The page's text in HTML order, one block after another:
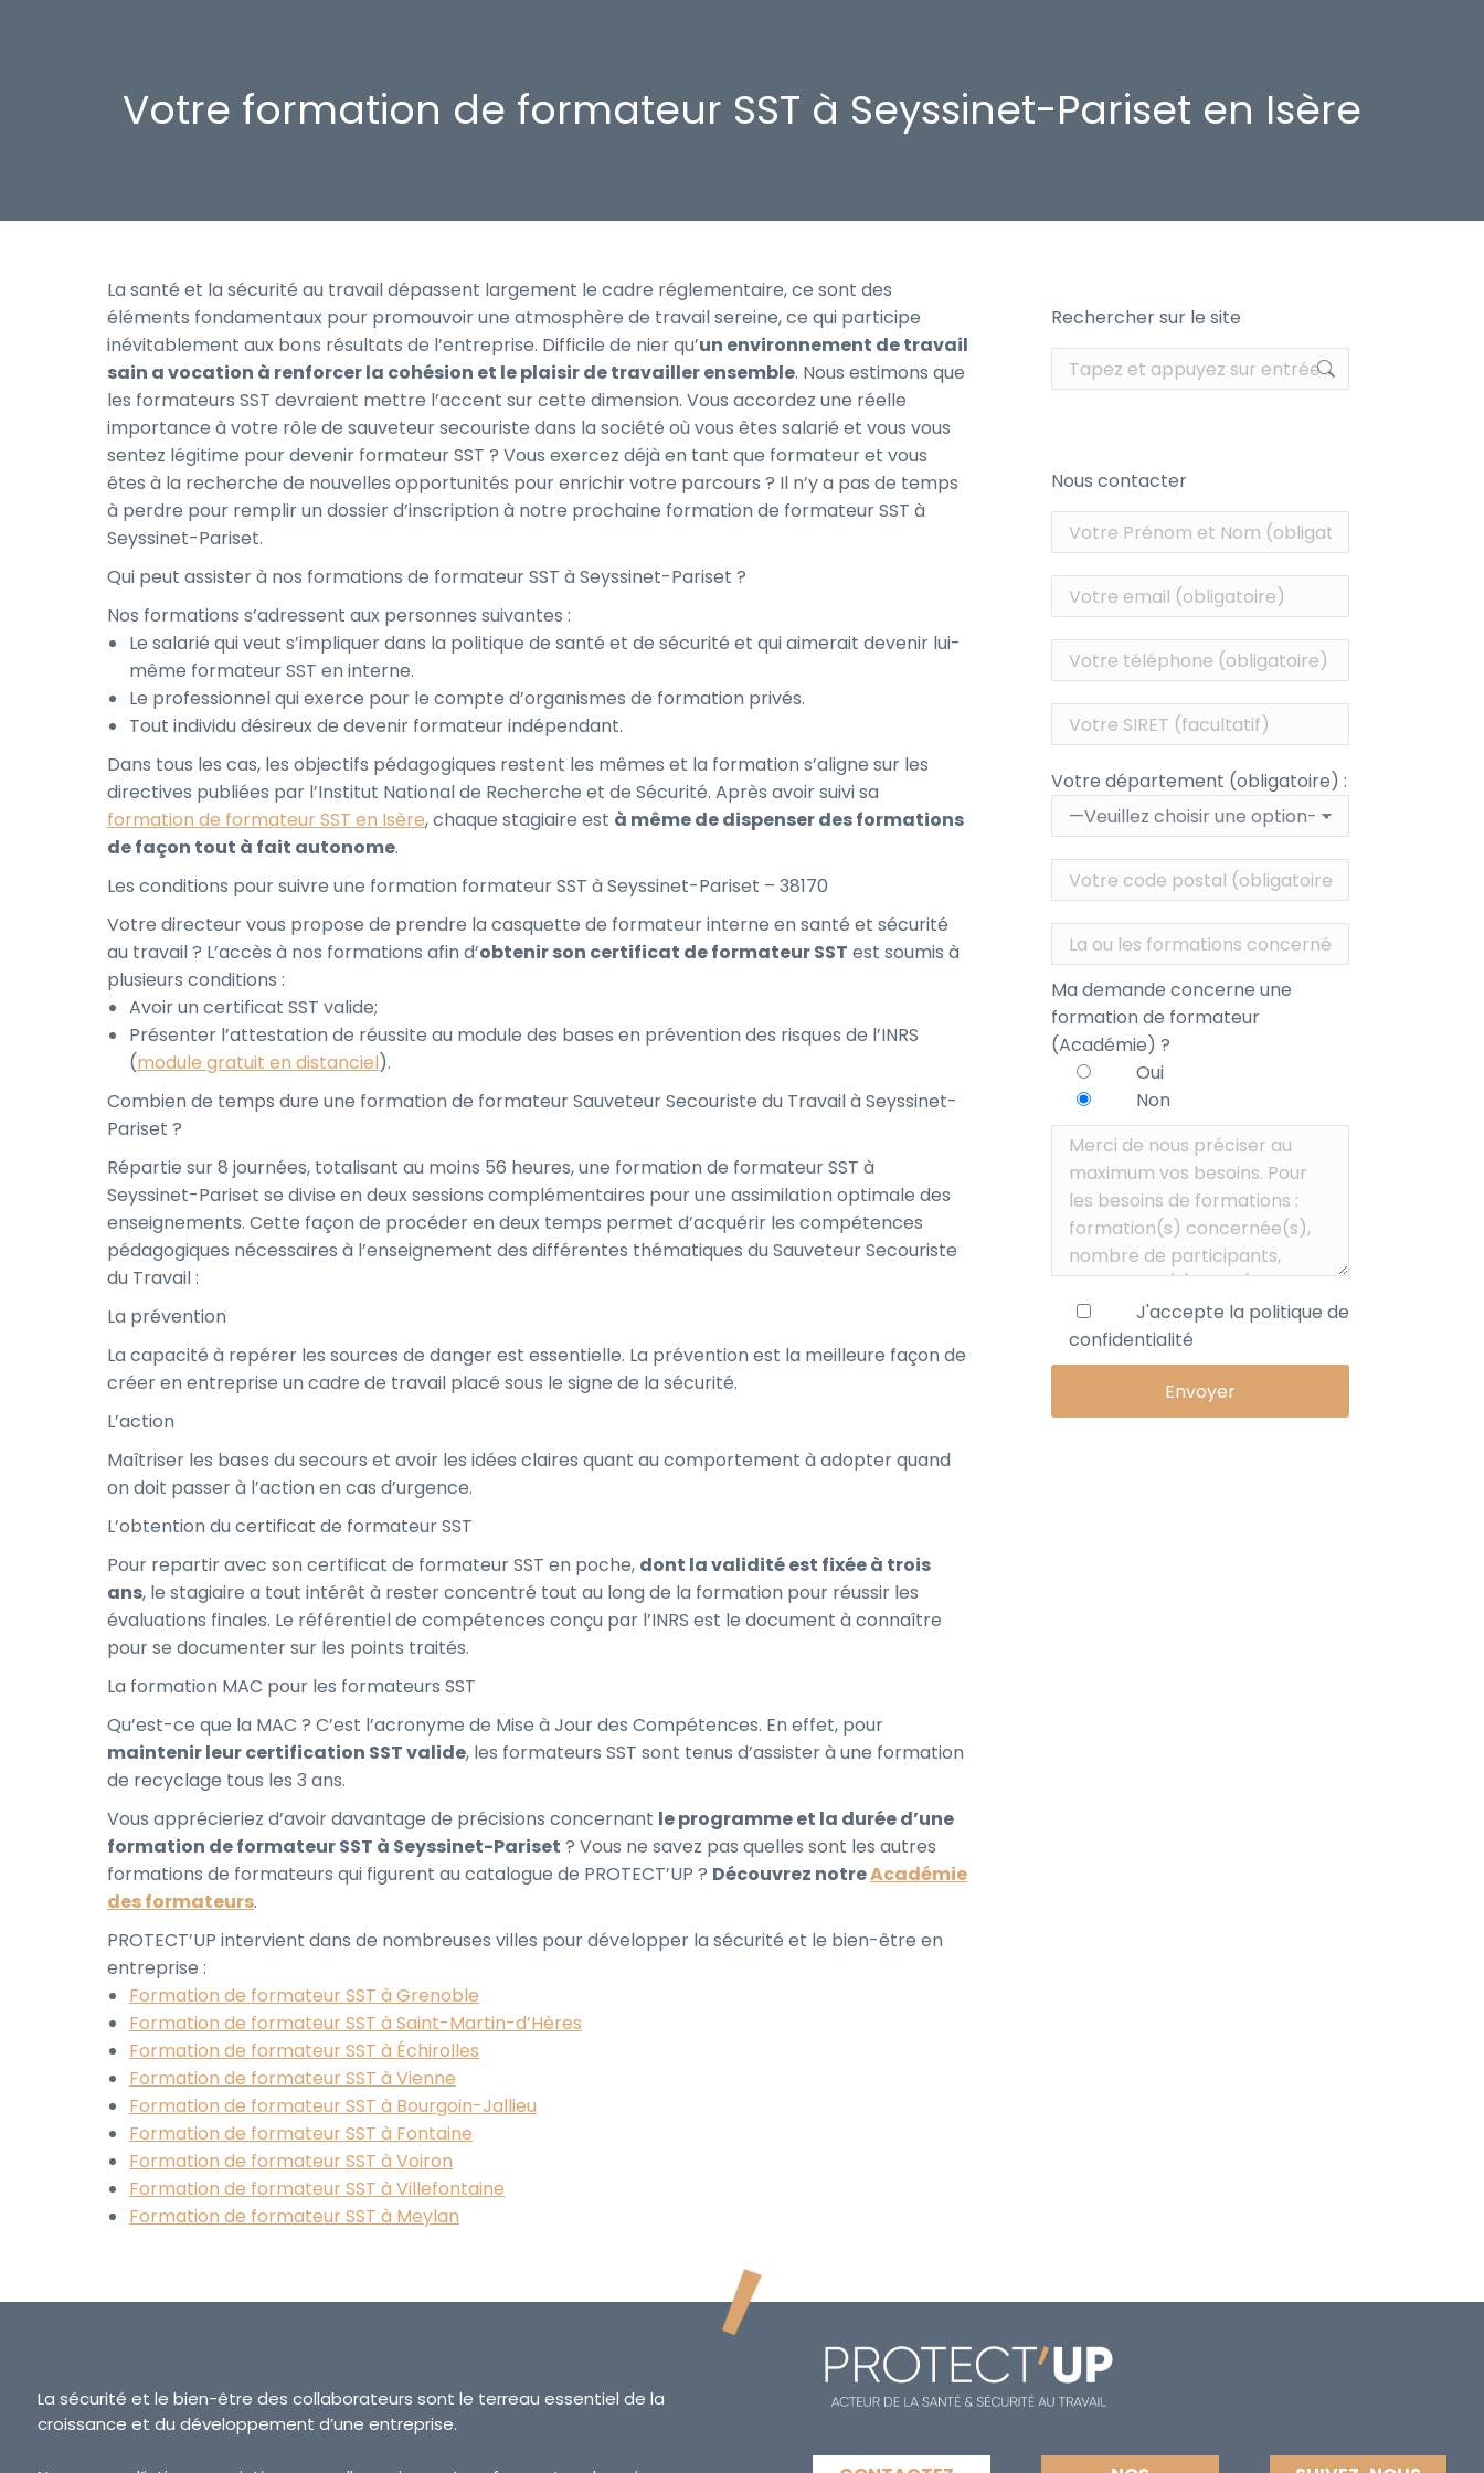
Votre formation de formateur SST à Seyssinet-Pariset en Isère
Rechercher sur le site
Recherche
:
Nous contacter
Votre département (obligatoire) :
Ma demande concerne une
formation de formateur
(Académie) ?
Oui
Non
J'accepte la politique de
confidentialité
La santé et la sécurité au travail dépassent largement le cadre réglementaire, ce sont des
éléments fondamentaux pour promouvoir une atmosphère de travail sereine, ce qui participe
inévitablement aux bons résultats de l’entreprise. Difficile de nier qu’un environnement de travail
sain a vocation à renforcer la cohésion et le plaisir de travailler ensemble. Nous estimons que
les formateurs SST devraient mettre l’accent sur cette dimension. Vous accordez une réelle
importance à votre rôle de sauveteur secouriste dans la société où vous êtes salarié et vous vous
sentez légitime pour devenir formateur SST ? Vous exercez déjà en tant que formateur et vous
êtes à la recherche de nouvelles opportunités pour enrichir votre parcours ? Il n’y a pas de temps
à perdre pour remplir un dossier d’inscription à notre prochaine formation de formateur SST à
Seyssinet-Pariset.
Qui peut assister à nos formations de formateur SST à Seyssinet-Pariset ?
Nos formations s’adressent aux personnes suivantes :
Le salarié qui veut s’impliquer dans la politique de santé et de sécurité et qui aimerait devenir lui-
même formateur SST en interne.
Le professionnel qui exerce pour le compte d’organismes de formation privés.
Tout individu désireux de devenir formateur indépendant.
Dans tous les cas, les objectifs pédagogiques restent les mêmes et la formation s’aligne sur les
directives publiées par l’Institut National de Recherche et de Sécurité. Après avoir suivi sa
formation de formateur SST en Isère, chaque stagiaire est à même de dispenser des formations
de façon tout à fait autonome.
Les conditions pour suivre une formation formateur SST à Seyssinet-Pariset – 38170
Votre directeur vous propose de prendre la casquette de formateur interne en santé et sécurité
au travail ? L’accès à nos formations afin d’obtenir son certificat de formateur SST est soumis à
plusieurs conditions :
Avoir un certificat SST valide;
Présenter l’attestation de réussite au module des bases en prévention des risques de l’INRS
(module gratuit en distanciel).
Combien de temps dure une formation de formateur Sauveteur Secouriste du Travail à Seyssinet-
Pariset ?
Répartie sur 8 journées, totalisant au moins 56 heures, une formation de formateur SST à
Seyssinet-Pariset se divise en deux sessions complémentaires pour une assimilation optimale des
enseignements. Cette façon de procéder en deux temps permet d’acquérir les compétences
pédagogiques nécessaires à l’enseignement des différentes thématiques du Sauveteur Secouriste
du Travail :
La prévention
La capacité à repérer les sources de danger est essentielle. La prévention est la meilleure façon de
créer en entreprise un cadre de travail placé sous le signe de la sécurité.
L’action
Maîtriser les bases du secours et avoir les idées claires quant au comportement à adopter quand
on doit passer à l’action en cas d’urgence.
L’obtention du certificat de formateur SST
Pour repartir avec son certificat de formateur SST en poche, dont la validité est fixée à trois
ans, le stagiaire a tout intérêt à rester concentré tout au long de la formation pour réussir les
évaluations finales. Le référentiel de compétences conçu par l’INRS est le document à connaître
pour se documenter sur les points traités.
La formation MAC pour les formateurs SST
Qu’est-ce que la MAC ? C’est l’acronyme de Mise à Jour des Compétences. En effet, pour
maintenir leur certification SST valide, les formateurs SST sont tenus d’assister à une formation
de recyclage tous les 3 ans.
Vous apprécieriez d’avoir davantage de précisions concernant le programme et la durée d’une
formation de formateur SST à Seyssinet-Pariset ? Vous ne savez pas quelles sont les autres
formations de formateurs qui figurent au catalogue de PROTECT’UP ? Découvrez notreAcadémie
des formateurs.
PROTECT’UP intervient dans de nombreuses villes pour développer la sécurité et le bien-être en
entreprise :
Formation de formateur SST à Grenoble
Formation de formateur SST à Saint-Martin-d’Hères
Formation de formateur SST à Échirolles
Formation de formateur SST à Vienne
Formation de formateur SST à Bourgoin-Jallieu
Formation de formateur SST à Fontaine
Formation de formateur SST à Voiron
Formation de formateur SST à Villefontaine
Formation de formateur SST à Meylan
La sécurité et le bien-être des collaborateurs sont le terreau essentiel de la
croissance et du développement d’une entreprise.